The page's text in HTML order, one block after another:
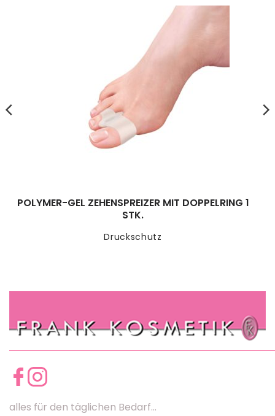
Druckschutz
POLYMER-GEL ZEHENSPREIZER MIT DOPPELRING 1
STK.
alles für den täglichen Bedarf...